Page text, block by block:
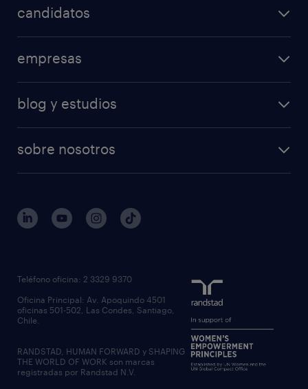
candidatos
empresas
blog y estudios
sobre nosotros
Teléfono oficina: 2 3329 9370
Oficina Principal: Av. Apoquindo 4501
oficinas 501-502, Las Condes, Santiago,
Chile.
RANDSTAD, HUMAN FORWARD y SHAPING
THE WORLD OF WORK son marcas
registradas por Randstad N.V.